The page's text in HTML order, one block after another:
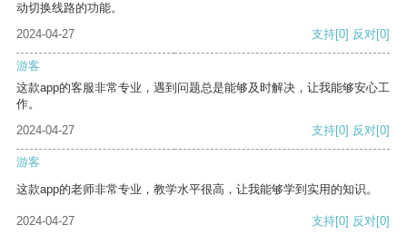
动切换线路的功能。
2024-04-27
支持[0] 反对[0]
游客
这款app的客服非常专业，遇到问题总是能够及时解决，让我能够安心工
作。
2024-04-27
支持[0] 反对[0]
游客
这款app的老师非常专业，教学水平很高，让我能够学到实用的知识。
2024-04-27 支持[0] 反对[0]